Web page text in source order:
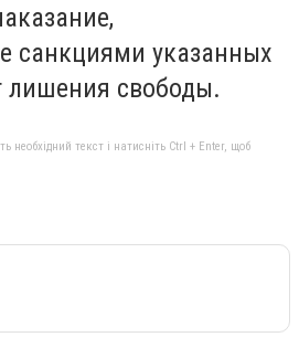
санкциями указанных
лишения свободы.
необхідний текст і натисніть Ctrl + Enter, щоб